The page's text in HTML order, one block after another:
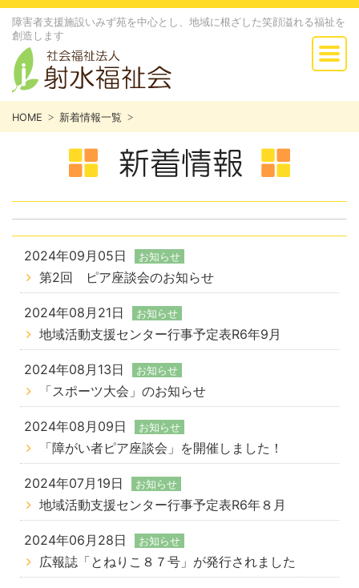
障害者支援施設いみず苑を中心とし、地域に根ざした笑顔溢れる福祉を
創造します
HOME 新着情報一覧
2024年09月05日 お知らせ
第2回 ピア座談会のお知らせ
2024年08月21日 お知らせ
地域活動支援センター行事予定表R6年9月
2024年08月13日 お知らせ
「スポーツ大会」のお知らせ
2024年08月09日 お知らせ
「障がい者ピア座談会」を開催しました！
2024年07月19日 お知らせ
地域活動支援センター行事予定表R6年８月
2024年06月28日 お知らせ
広報誌「とねりこ８７号」が発行されました